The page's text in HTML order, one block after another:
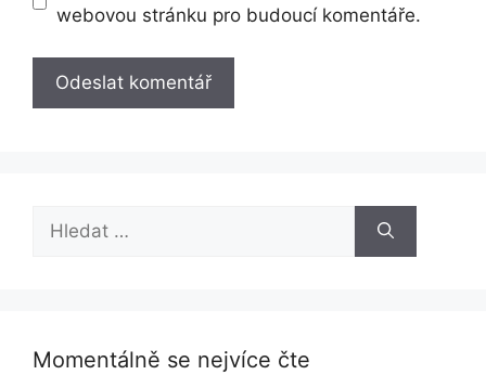
webovou stránku pro budoucí komentáře.
Momentálně se nejvíce čte